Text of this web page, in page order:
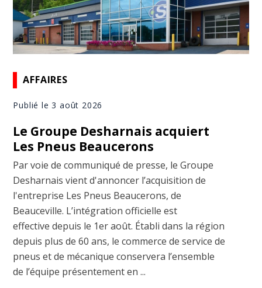
AFFAIRES
Publié le 3 août 2026
Le Groupe Desharnais acquiert
Les Pneus Beaucerons
Par voie de communiqué de presse, le Groupe
Desharnais vient d'annoncer l’acquisition de
l'entreprise Les Pneus Beaucerons, de
Beauceville. L’intégration officielle est
effective depuis le 1er août. Établi dans la région
depuis plus de 60 ans, le commerce de service de
pneus et de mécanique conservera l’ensemble
de l’équipe présentement en ...